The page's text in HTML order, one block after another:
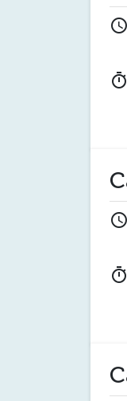
schedule
timer
schedule
timer